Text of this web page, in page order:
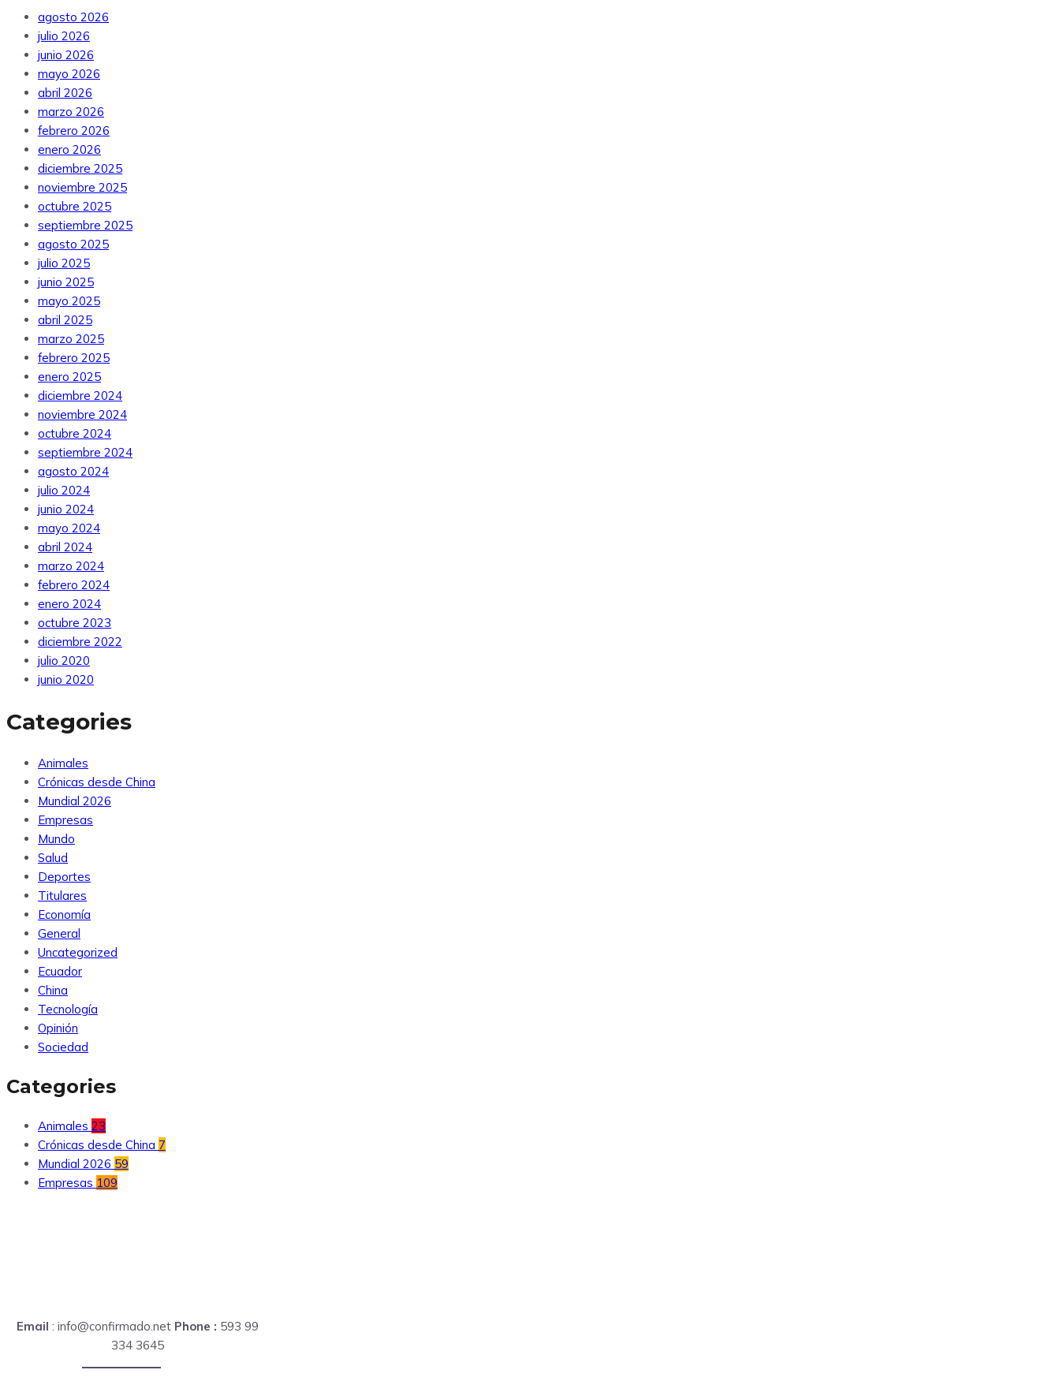
agosto 2026
julio 2026
junio 2026
mayo 2026
abril 2026
marzo 2026
febrero 2026
enero 2026
diciembre 2025
noviembre 2025
octubre 2025
septiembre 2025
agosto 2025
julio 2025
junio 2025
mayo 2025
abril 2025
marzo 2025
febrero 2025
enero 2025
diciembre 2024
noviembre 2024
octubre 2024
septiembre 2024
agosto 2024
julio 2024
junio 2024
mayo 2024
abril 2024
marzo 2024
febrero 2024
enero 2024
octubre 2023
diciembre 2022
julio 2020
junio 2020
Categories
Animales
Crónicas desde China
Mundial 2026
Empresas
Mundo
Salud
Deportes
Titulares
Economía
General
Uncategorized
Ecuador
China
Tecnología
Opinión
Sociedad
Categories
Animales 23
Crónicas desde China 7
Mundial 2026 59
Empresas 109
Email : info@confirmado.net Phone : 593 99
334 3645